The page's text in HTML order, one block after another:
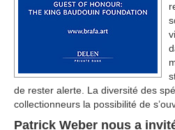
de rester alerte. La diversité des
collectionneurs la possibilité de
Patrick Weber nous a